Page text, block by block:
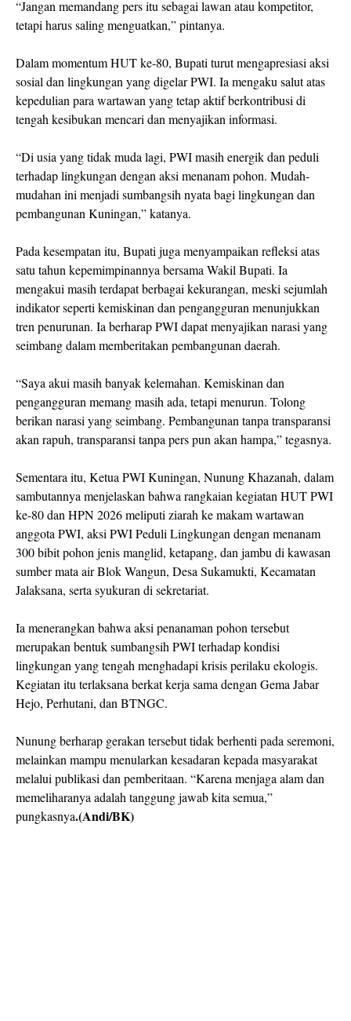
“Jangan memandang pers itu sebagai lawan atau kompetitor,
tetapi harus saling menguatkan,” pintanya.
Dalam momentum HUT ke-80, Bupati turut mengapresiasi aksi
sosial dan lingkungan yang digelar PWI. Ia mengaku salut atas
kepedulian para wartawan yang tetap aktif berkontribusi di
tengah kesibukan mencari dan menyajikan informasi.
“Di usia yang tidak muda lagi, PWI masih energik dan peduli
terhadap lingkungan dengan aksi menanam pohon. Mudah-
mudahan ini menjadi sumbangsih nyata bagi lingkungan dan
pembangunan Kuningan,” katanya.
Pada kesempatan itu, Bupati juga menyampaikan refleksi atas
satu tahun kepemimpinannya bersama Wakil Bupati. Ia
mengakui masih terdapat berbagai kekurangan, meski sejumlah
indikator seperti kemiskinan dan pengangguran menunjukkan
tren penurunan. Ia berharap PWI dapat menyajikan narasi yang
seimbang dalam memberitakan pembangunan daerah.
“Saya akui masih banyak kelemahan. Kemiskinan dan
pengangguran memang masih ada, tetapi menurun. Tolong
berikan narasi yang seimbang. Pembangunan tanpa transparansi
akan rapuh, transparansi tanpa pers pun akan hampa,” tegasnya.
Sementara itu, Ketua PWI Kuningan, Nunung Khazanah, dalam
sambutannya menjelaskan bahwa rangkaian kegiatan HUT PWI
ke-80 dan HPN 2026 meliputi ziarah ke makam wartawan
anggota PWI, aksi PWI Peduli Lingkungan dengan menanam
300 bibit pohon jenis manglid, ketapang, dan jambu di kawasan
sumber mata air Blok Wangun, Desa Sukamukti, Kecamatan
Jalaksana, serta syukuran di sekretariat.
Ia menerangkan bahwa aksi penanaman pohon tersebut
merupakan bentuk sumbangsih PWI terhadap kondisi
lingkungan yang tengah menghadapi krisis perilaku ekologis.
Kegiatan itu terlaksana berkat kerja sama dengan Gema Jabar
Hejo, Perhutani, dan BTNGC.
Nunung berharap gerakan tersebut tidak berhenti pada seremoni,
melainkan mampu menularkan kesadaran kepada masyarakat
melalui publikasi dan pemberitaan. “Karena menjaga alam dan
memeliharanya adalah tanggung jawab kita semua,”
pungkasnya.(Andi/BK)